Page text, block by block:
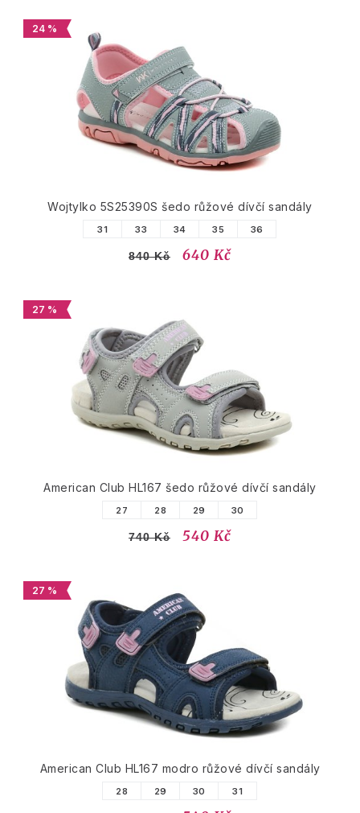
24 %
Wojtylko 5S25390S šedo růžové dívčí sandály
31 33 34 35 36
840 Kč 640 Kč
27 %
American Club HL167 šedo růžové dívčí sandály
27 28 29 30
740 Kč 540 Kč
27 %
American Club HL167 modro růžové dívčí sandály
28 29 30 31